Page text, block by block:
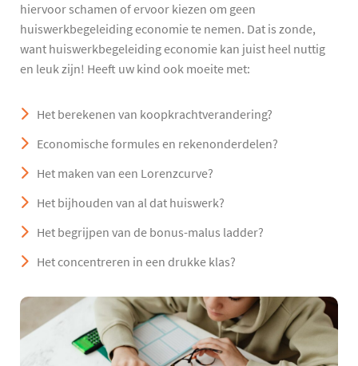
hiervoor schamen of ervoor kiezen om geen
huiswerkbegeleiding economie te nemen. Dat is zonde,
want huiswerkbegeleiding economie kan juist heel nuttig
en leuk zijn! Heeft uw kind ook moeite met:
Het berekenen van koopkrachtverandering?
Economische formules en rekenonderdelen?
Het maken van een Lorenzcurve?
Het bijhouden van al dat huiswerk?
Het begrijpen van de bonus-malus ladder?
Het concentreren in een drukke klas?